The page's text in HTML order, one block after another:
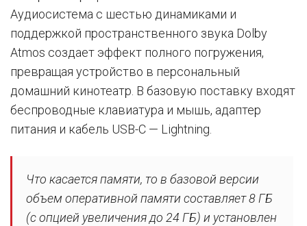
Аудиосистема с шестью динамиками и
поддержкой пространственного звука Dolby
Atmos создает эффект полного погружения,
превращая устройство в персональный
домашний кинотеатр. В базовую поставку входят
беспроводные клавиатура и мышь, адаптер
питания и кабель USB-C — Lightning.
Что касается памяти, то в базовой версии
объем оперативной памяти составляет 8 ГБ
(с опцией увеличения до 24 ГБ) и установлен